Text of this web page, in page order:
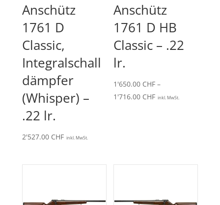
Anschütz
1761 D
Classic,
Integralschall
dämpfer
(Whisper) –
.22 lr.
2'527.00 CHF inkl. MwSt.
Anschütz
1761 D HB
Classic – .22
lr.
1'650.00 CHF –
1'716.00 CHFPreisspanne:
inkl. MwSt.